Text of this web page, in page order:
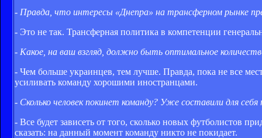
- Правда, что интересы «Днепра» на трансферном рынке
- Это не так. Трансферная политика в компетенции
- Какое, на ваш взгляд, должно быть оптимальное
- Чем больше украинцев, тем лучше. Правда, пока не все
усиливать команду хорошими иностранцами.
- Сколько человек покинет команду? Уже составили для
- Все будет зависеть от того, сколько новых футболистов
сказать: на данный момент команду никто не покидает.